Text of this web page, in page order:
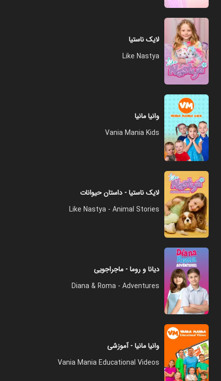
لایک ناستیا
Like Nastya
وانیا مانیا
Vania Mania Kids
لایک ناستیا - داستان حیوانات
Like Nastya - Animal Stories
دیانا و روما - ماجراجویی
Diana & Roma - Adventures
وانیا مانیا - آموزشی
Vania Mania Educational Videos